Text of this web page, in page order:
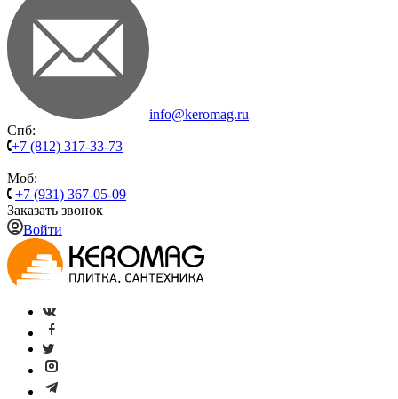
info@keromag.ru
Спб:
+7 (812) 317-33-73
Моб:
+7 (931) 367-05-09
Заказать звонок
Войти